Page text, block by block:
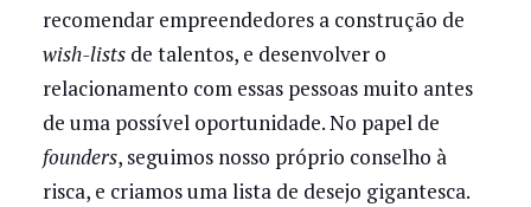
recomendar empreendedores a construção de
wish-listsde talentos, e desenvolver o
relacionamento com essas pessoas muito antes
de uma possível oportunidade. No papel de
founders, seguimos nosso próprio conselho à
risca, e criamos uma lista de desejo gigantesca.